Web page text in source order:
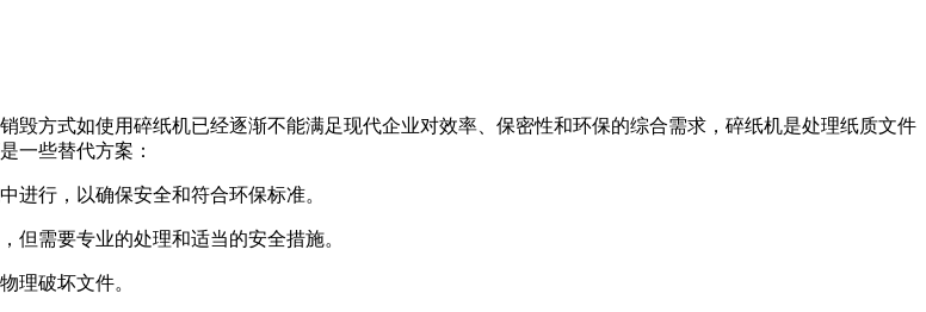
方式如使用碎纸机已经逐渐不能满足现代企业对效率、保密性和环保的综合需求，碎纸机是处理纸质文件
一些替代方案：
进行，以确保安全和符合环保标准。
但需要专业的处理和适当的安全措施。
理破坏文件。